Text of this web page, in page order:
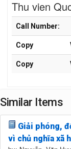
Thu vien
Holdings details
Call Number:
Copy
Copy
Similar Items
Giải phóng,
vì chủ nghĩa xã